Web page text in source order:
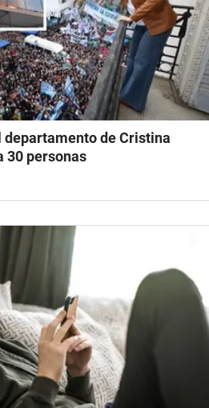
departamento de Cristina
30 personas